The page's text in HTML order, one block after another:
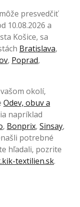
presvedčiť
10.08.2026 a
Košice, sa
Bratislava,
, Poprad,
okolí,
Odev, obuv a
napríklad
, Bonprix, Sinsay,
potrebné
hľadali, pozrite
textilien.sk.